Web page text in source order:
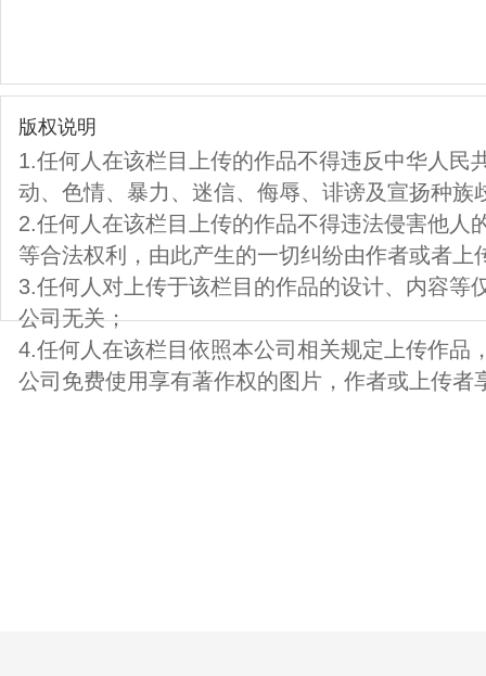
版权说明
1.任何人在该栏目上传的作品不得违反中华人民
动、色情、暴力、迷信、侮辱、诽谤及宣扬种族
2.任何人在该栏目上传的作品不得违法侵害他人
等合法权利，由此产生的一切纠纷由作者或者上
3.任何人对上传于该栏目的作品的设计、内容等
公司无关；
4.任何人在该栏目依照本公司相关规定上传作品
公司免费使用享有著作权的图片，作者或上传者